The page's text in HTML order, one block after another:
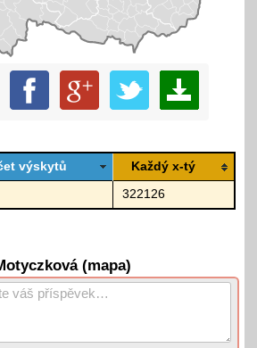
výskytů Každý x-tý
322126
(mapa)